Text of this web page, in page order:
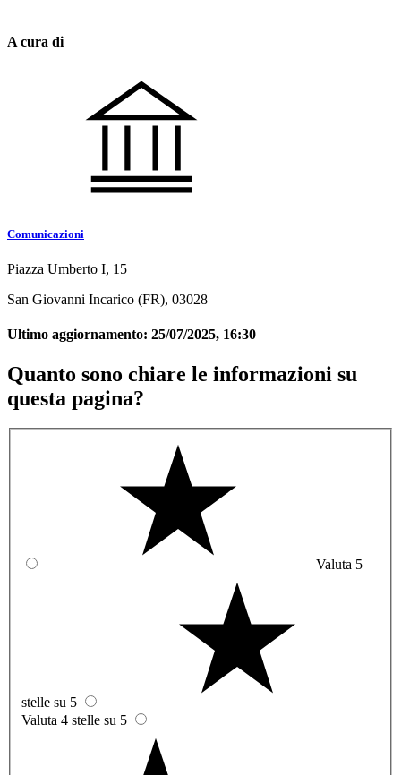
A cura di
Comunicazioni
Piazza Umberto I, 15
San Giovanni Incarico (FR), 03028
Ultimo aggiornamento: 25/07/2025, 16:30
Quanto sono chiare le informazioni su
questa pagina?
Valuta 5
stelle su 5
Valuta 4 stelle su 5